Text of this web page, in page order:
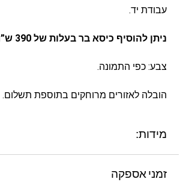
עבודת יד.
ניתן להוסיף כיסא בר בעלות של 390 ש”ח
צבע: כפי התמונה.
הובלה לאזורים מרוחקים בתוספת תשלום.
מידות:
זמני אספקה